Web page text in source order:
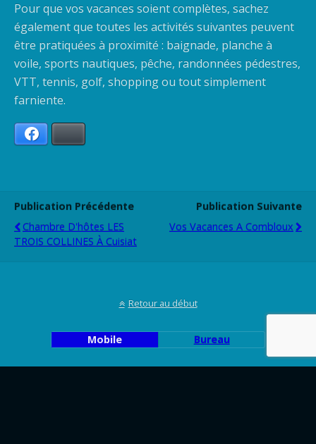
Pour que vos vacances soient complètes, sachez
également que toutes les activités suivantes peuvent
être pratiquées à proximité : baignade, planche à
voile, sports nautiques, pêche, randonnées pédestres,
VTT, tennis, golf, shopping ou tout simplement
farniente.
Publication Précédente
Chambre D'hôtes LES
TROIS COLLINES À Cuisiat
Publication Suivante
Vos Vacances A Combloux
Retour au début
Mobile Bureau